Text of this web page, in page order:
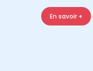
En savoir +